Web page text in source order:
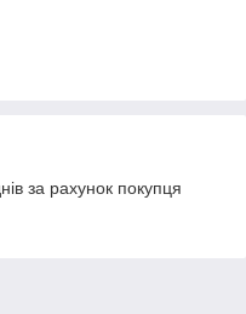
за рахунок покупця